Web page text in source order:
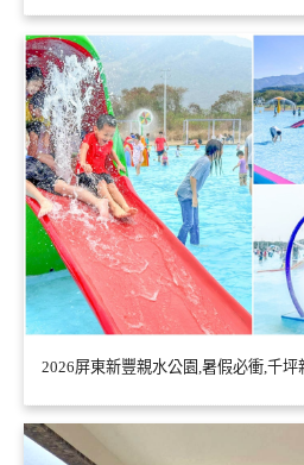
2026屏東新豐親水公園,暑假必衝,千坪